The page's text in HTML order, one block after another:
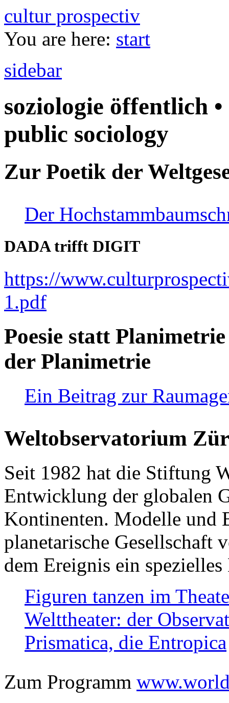
cultur prospectiv
You are here: start
sidebar
soziologie öffentlich
public sociology
Zur Poetik der
Der
DADA trifft DIGIT
https://
1.pdf
Poesie statt
der Planimetrie
Ein Beitrag zur
Weltobservatorium
Seit 1982 hat die Stiftung
Entwicklung der globalen
Kontinenten. Modelle und
planetarische Gesellschaft
dem Ereignis ein
Figuren tanzen im
Welttheater: der
Prismatica, die Entropica
Zum Programm